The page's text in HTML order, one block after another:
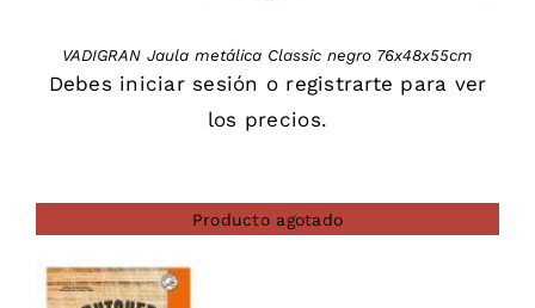
VADIGRAN Jaula metálica Classic negro 76x48x55cm
Debes iniciar sesión o registrarte para ver
los precios.
Producto agotado